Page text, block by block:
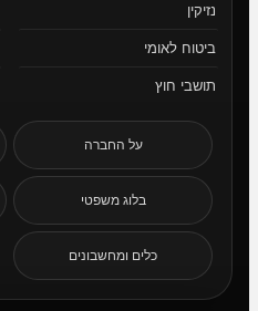
נזיקין
ביטוח לאומי
תושבי חוץ
על החברה
בלוג משפטי
כלים ומחשבונים